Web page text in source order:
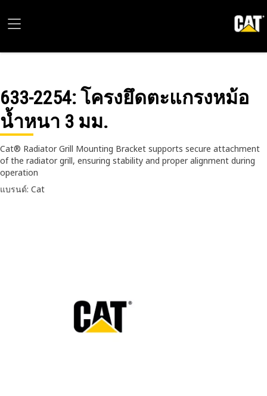
633-2254: โครงยึดตะแกรงหม้อ
น้ำหนา 3 มม.
Cat® Radiator Grill Mounting Bracket supports secure attachment
of the radiator grill, ensuring stability and proper alignment during
operation
แบรนด์: Cat